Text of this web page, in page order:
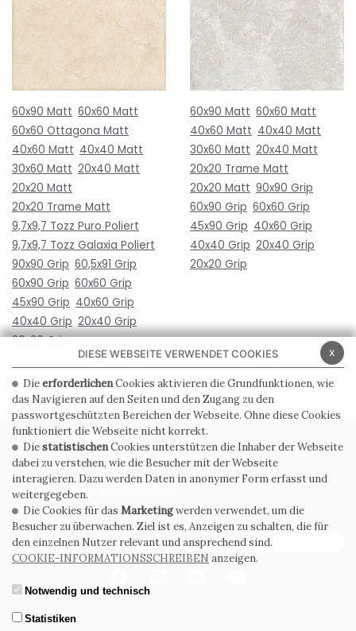
60x90 Matt 60x60 Matt
60x60 Ottagona Matt
40x60 Matt 40x40 Matt
30x60 Matt 20x40 Matt
20x20 Matt
20x20 Trame Matt
9,7x9,7 Tozz Puro Poliert
9,7x9,7 Tozz Galaxia Poliert
90x90 Grip 60,5x91 Grip
60x90 Grip 60x60 Grip
45x90 Grip 40x60 Grip
40x40 Grip 20x40 Grip
20x20 Grip
60x90 Matt 60x60 Matt
40x60 Matt 40x40 Matt
30x60 Matt 20x40 Matt
20x20 Trame Matt
20x20 Matt 90x90 Grip
60x90 Grip 60x60 Grip
45x90 Grip 40x60 Grip
40x40 Grip 20x40 Grip
20x20 Grip
PRIVACY POLICY COOKIE POLICY
ALLGEMEINE
VERKAUFSBEDINGUNGEN
WHISTLEBLOWING
ABONNIEREN SIE DEN NEWSLETTER
x
DIESE WEBSEITE VERWENDET COOKIES
DieerforderlichenCookies aktivieren die Grundfunktionen, wie
das Navigieren auf den Seiten und den Zugang zu den
passwortgeschützten Bereichen der Webseite. Ohne diese Cookies
funktioniert die Webseite nicht korrekt.
DiestatistischenCookies unterstützen die Inhaber der Webseite
dabei zu verstehen, wie die Besucher mit der Webseite
interagieren. Dazu werden Daten in anonymer Form erfasst und
weitergegeben.
Die Cookies für das Marketingwerden verwendet, um die
Besucher zu überwachen. Ziel ist es, Anzeigen zu schalten, die für
den einzelnen Nutzer relevant und ansprechend sind.
COOKIE-INFORMATIONSSCHREIBEN anzeigen.
Notwendig und technisch
Statistiken